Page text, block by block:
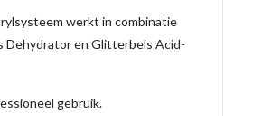
werkt in combinatie
Dehydrator en Glitterbels Acid-
gebruik.